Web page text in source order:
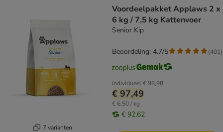
7 varianten
Voordeelpakket Applaws 2 x
6 kg / 7,5 kg Kattenvoer
Senior Kip
individueel€ 98,98
€ 97,49
€ 6,50 / kg
€ 92,62
Beoordeling: 4.7/5 (401)